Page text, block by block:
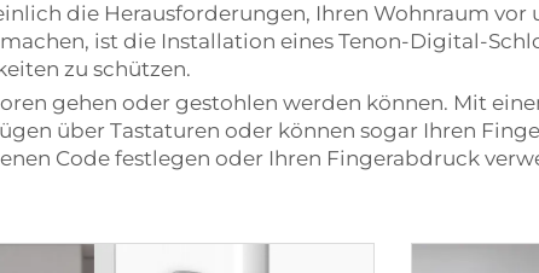
die Herausforderungen, Ihren Wohnraum
ist die Installation eines Tenon-Digital-
zu schützen.
gehen oder gestohlen werden können. Mit
über Tastaturen oder können sogar Ihren
Code festlegen oder Ihren Fingerabdruck